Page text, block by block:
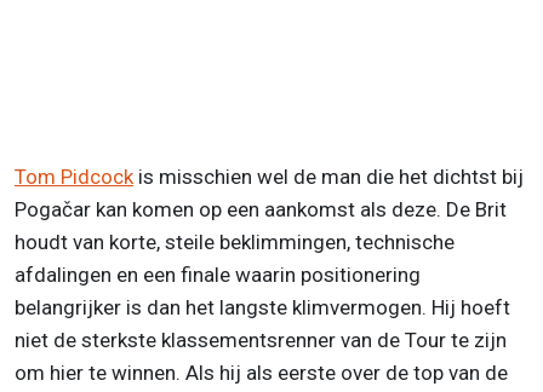
Tom Pidcockis misschien wel de man die het dichtst bij
Pogačar kan komen op een aankomst als deze. De Brit
houdt van korte, steile beklimmingen, technische
afdalingen en een finale waarin positionering
belangrijker is dan het langste klimvermogen. Hij hoeft
niet de sterkste klassementsrenner van de Tour te zijn
om hier te winnen. Als hij als eerste over de top van de